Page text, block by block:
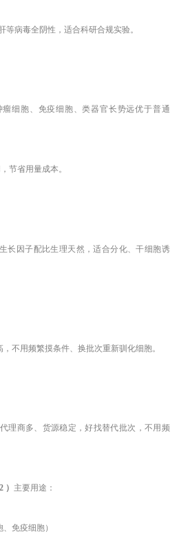
等病毒全阴性，适合科研合规实验。
细胞、免疫细胞、类器官长势远优于普通
节省用量成本。
长因子配比生理天然，适合分化、干细胞诱
不用频繁摸条件、换批次重新驯化细胞。
理商多、货源稳定，好找替代批次，不用频
） 主要用途：
免疫细胞）